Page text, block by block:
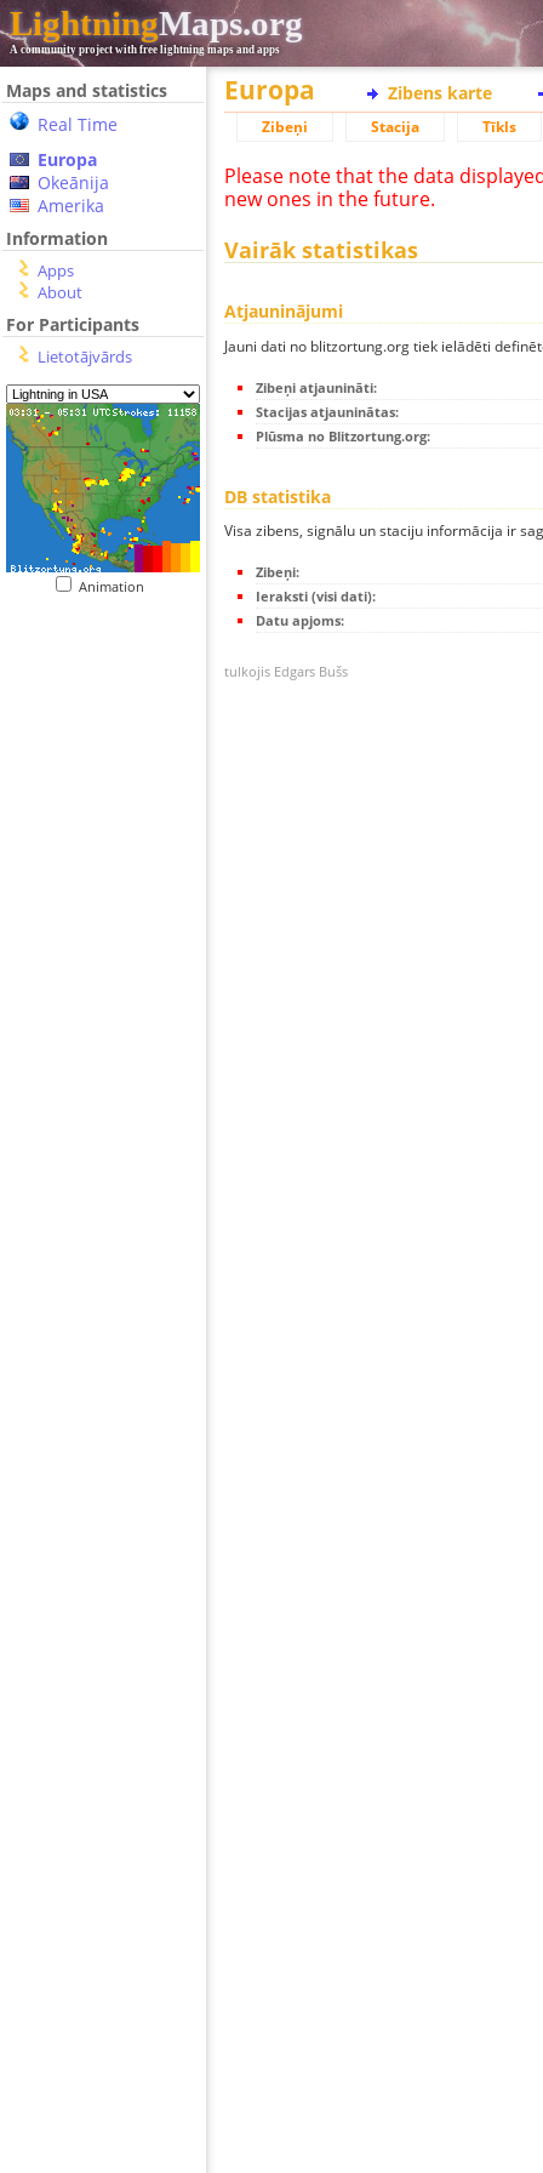
LightningMaps.org
A community project with free lightning maps and apps
Maps and statistics
Real Time
Europa
Okeānija
Amerika
Information
Apps
About
For Participants
Lietotājvārds
Animation
Europa Zibens karte
Zibeņi Stacija Tīkls
Please note that the data
new ones in the future.
Vairāk statistikas
Atjauninājumi
Jauni dati no blitzortung.org tiek ielādēti
Zibeņi atjaunināti:
Stacijas atjauninātas:
Plūsma no Blitzortung.org:
DB statistika
Visa zibens, signālu un staciju informācija ir
Zibeņi:
Ieraksti (visi dati):
Datu apjoms:
tulkojis Edgars Bušs